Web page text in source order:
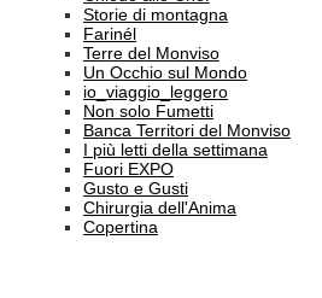
Storie di montagna
Farinél
Terre del Monviso
Un Occhio sul Mondo
io_viaggio_leggero
Non solo Fumetti
Banca Territori del Monviso
I più letti della settimana
Fuori EXPO
Gusto e Gusti
Chirurgia dell'Anima
Copertina